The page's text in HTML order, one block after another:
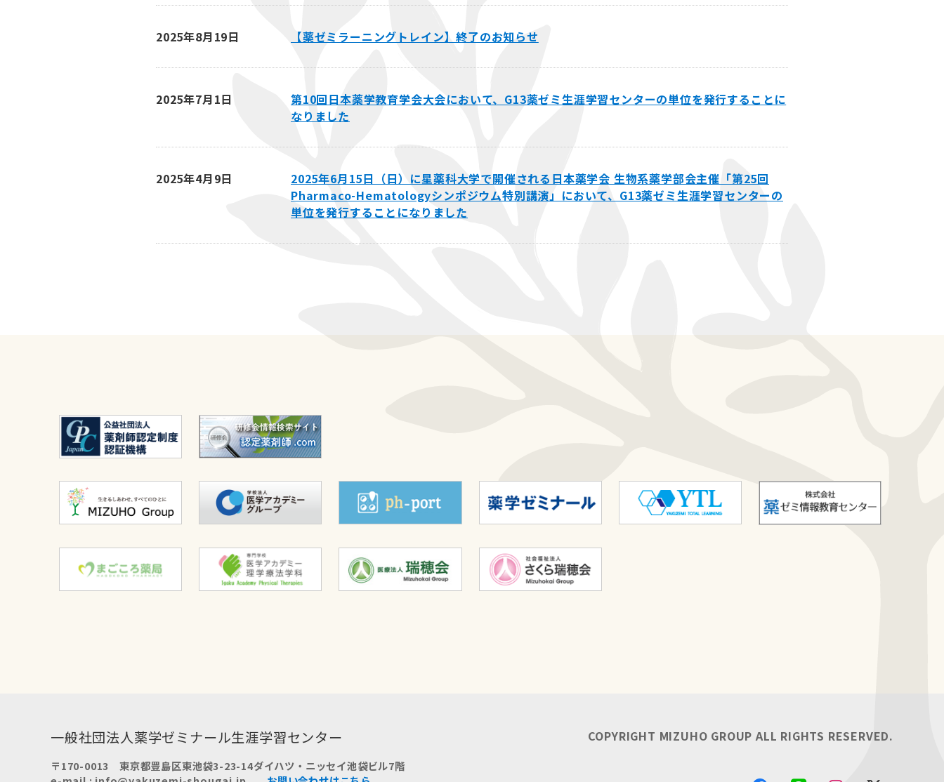
2025年8月19日 【薬ゼミラーニングトレイン】終了のお知らせ
2025年7月1日
第10回日本薬学教育学会大会において、G13薬ゼミ生涯学習センターの単位を発行することに
なりました
2025年4月9日
2025年6月15日（日）に星薬科大学で開催される日本薬学会 生物系薬学部会主催「第25回
Pharmaco-Hematologyシンポジウム特別講演」において、G13薬ゼミ生涯学習センターの
単位を発行することになりました
一般社団法人薬学ゼミナール生涯学習センター
〒170-0013東京都豊島区東池袋3-23-14ダイハツ・ニッセイ池袋ビル7階
COPYRIGHT MIZUHO GROUP ALL RIGHTS RESERVED.